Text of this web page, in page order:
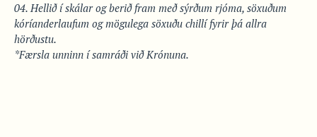
Hellið í skálar og berið fram með sýrðum rjóma, söxuðum
kóríanderlaufum og mögulega söxuðu chillí fyrir þá allra
hörðustu.
*Færsla unninn í samráði við Krónuna.